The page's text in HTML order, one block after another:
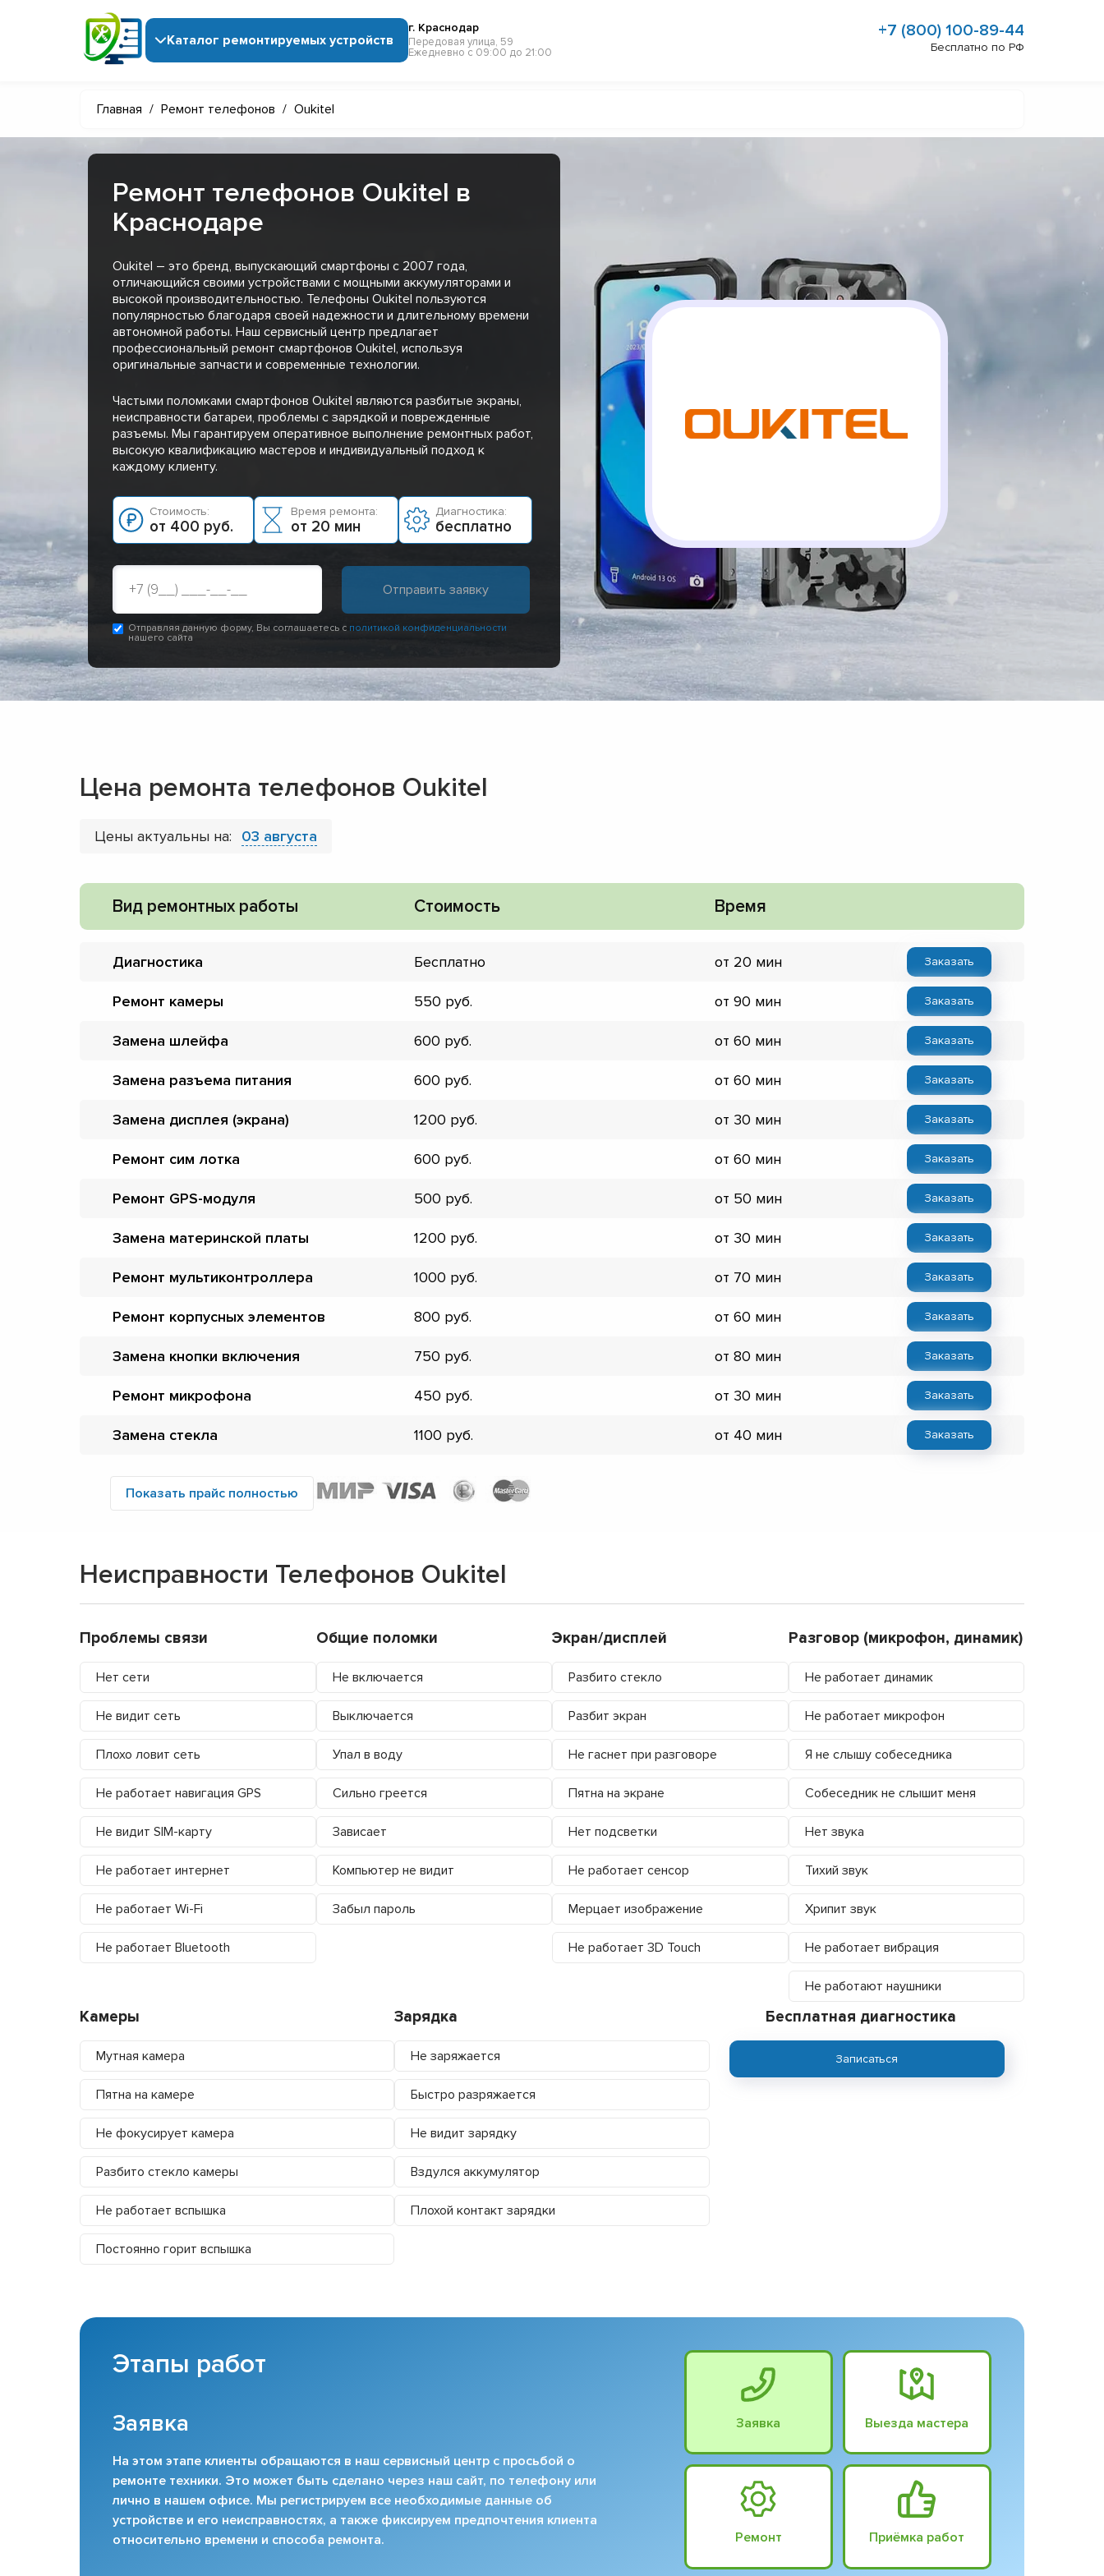
Каталог ремонтируемых устройств
г. Краснодар
Передовая улица, 59
Ежедневно с 09:00 до 21:00
+7 (800) 100-89-44
Бесплатно по РФ
Главная / Ремонт телефонов / Oukitel
Ремонт телефонов Oukitel в
Краснодаре
Oukitel – это бренд, выпускающий смартфоны с 2007 года,
отличающийся своими устройствами с мощными аккумуляторами и
высокой производительностью. Телефоны Oukitel пользуются
популярностью благодаря своей надежности и длительному времени
автономной работы. Наш сервисный центр предлагает
профессиональный ремонт смартфонов Oukitel, используя
оригинальные запчасти и современные технологии.
Частыми поломками смартфонов Oukitel являются разбитые экраны,
неисправности батареи, проблемы с зарядкой и поврежденные
разъемы. Мы гарантируем оперативное выполнение ремонтных работ,
высокую квалификацию мастеров и индивидуальный подход к
каждому клиенту.
Стоимость:
от 400 руб.
Время ремонта:
от 20 мин
Диагностика:
бесплатно
Отправляя данную форму, Вы соглашаетесь с политикой конфиденциальности
нашего сайта
Цена ремонта телефонов Oukitel
Цены актуальны на: 03 августа
Вид ремонтных работы Стоимость Время
Диагностика Бесплатно от 20 мин Заказать
Ремонт камеры 550 от 90 мин Заказать
Замена шлейфа 600 от 60 мин Заказать
Замена разъема питания 600 от 60 мин Заказать
Замена дисплея (экрана) 1200 от 30 мин Заказать
Ремонт сим лотка 600 от 60 мин Заказать
Ремонт GPS-модуля 500 от 50 мин Заказать
Замена материнской платы 1200 от 30 мин Заказать
Ремонт мультиконтроллера 1000 от 70 мин Заказать
Ремонт корпусных элементов 800 от 60 мин Заказать
Замена кнопки включения 750 от 80 мин Заказать
Ремонт микрофона 450 от 30 мин Заказать
Замена стекла 1100 от 40 мин Заказать
Показать прайс полностью
Неисправности Телефонов Oukitel
Проблемы связи
Нет сети
Не видит сеть
Плохо ловит сеть
Не работает навигация GPS
Не видит SIM-карту
Не работает интернет
Не работает Wi-Fi
Не работает Bluetooth
Общие поломки
Не включается
Выключается
Упал в воду
Сильно греется
Зависает
Компьютер не видит
Забыл пароль
Экран/дисплей
Разбито стекло
Разбит экран
Не гаснет при разговоре
Пятна на экране
Нет подсветки
Не работает сенсор
Мерцает изображение
Не работает 3D Touch
Разговор (микрофон, динамик)
Не работает динамик
Не работает микрофон
Я не слышу собеседника
Собеседник не слышит меня
Нет звука
Тихий звук
Хрипит звук
Не работает вибрация
Не работают наушники
Камеры
Мутная камера
Пятна на камере
Не фокусирует камера
Разбито стекло камеры
Не работает вспышка
Постоянно горит вспышка
Зарядка
Не заряжается
Быстро разряжается
Не видит зарядку
Вздулся аккумулятор
Плохой контакт зарядки
Бесплатная диагностика
Записаться
Этапы работ
Заявка
На этом этапе клиенты обращаются в наш сервисный центр с просьбой о
ремонте техники. Это может быть сделано через наш сайт, по телефону или
лично в нашем офисе. Мы регистрируем все необходимые данные об
устройстве и его неисправностях, а также фиксируем предпочтения клиента
относительно времени и способа ремонта.
Заявка Выезда мастера
Ремонт Приёмка работ